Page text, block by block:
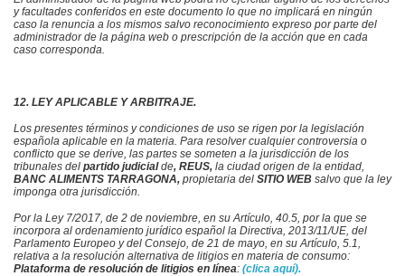
y facultades conferidos en este documento lo que no implicará en ningún
caso la renuncia a los mismos salvo reconocimiento expreso por parte del
administrador de la página web o prescripción de la acción que en cada
caso corresponda.
12. LEY APLICABLE Y ARBITRAJE.
Los presentes términos y condiciones de uso se rigen por la legislación
española aplicable en la materia. Para resolver cualquier controversia o
conflicto que se derive, las partes se someten a la jurisdicción de los
tribunales del partido judicialde, REUS, la ciudad origen de la entidad,
BANC ALIMENTS TARRAGONA, propietaria del SITIO WEB salvo que la ley
imponga otra jurisdicción.
Por la Ley 7/2017, de 2 de noviembre, en su Artículo, 40.5, por la que se
incorpora al ordenamiento jurídico español la Directiva, 2013/11/UE, del
Parlamento Europeo y del Consejo, de 21 de mayo, en su Artículo, 5.1,
relativa a la resolución alternativa de litigios en materia de consumo:
Plataforma de resolución de litigios en línea: (clica aquí).